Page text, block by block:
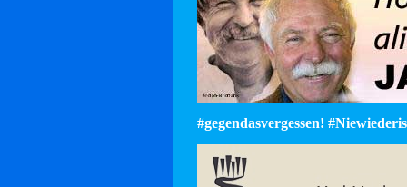
#gegendasvergessen!